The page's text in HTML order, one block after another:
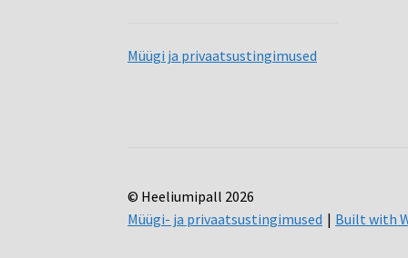
Müügi ja privaatsustingimused
© Heeliumipall 2026
Müügi- ja privaatsustingimused
Built with